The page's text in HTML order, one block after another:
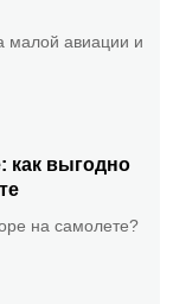
малой авиации и
как выгодно
на самолете?